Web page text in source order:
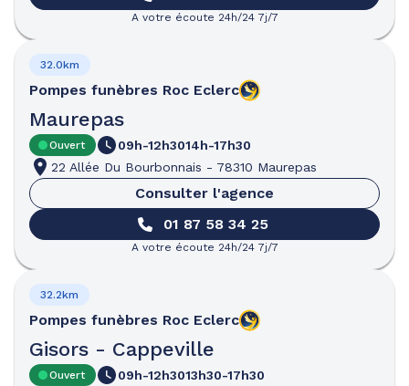
A votre écoute 24h/24 7j/7
Pompes funèbres Roc Eclerc
Maurepas
32.0km
Ouvert 09h-12h3014h-17h30
22 Allée Du Bourbonnais - 78310 Maurepas
Consulter l'agence
01 87 58 34 25
A votre écoute 24h/24 7j/7
Pompes funèbres Roc Eclerc
Gisors - Cappeville
32.2km
Ouvert 09h-12h3013h30-17h30